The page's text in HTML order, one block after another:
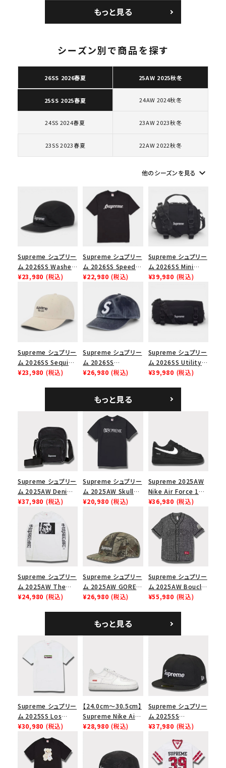
キャップ・ハット
パーカー・クルーネック
ショルダー・ウエストバッグ
ボックスロゴ ブラックスウェット
カテゴリーから探す
コラボレーションブランドから探す
シーズンから探す
価格から探す
円
在庫のない商品を表示する
絞り込んで検索する
ロー SP ホワイト
もっと見る
シーズン別で商品を探す
26SS 2026春夏 25AW 2025秋冬
25SS 2025春夏 24AW 2024秋冬
24SS 2024春夏 23AW 2023秋冬
23SS 2023春夏 22AW 2022秋冬
他のシーズンを見る keyboard_arrow_down
Supreme シュプリー
ム 2026SS Washed
Chino Twill Camp
ノツイル キャンプキャ
ップ ブラック
¥23,980 (税込)
Supreme シュプリー
ム 2026SS Speed
Tee スピードTシャツ
¥22,980 (税込)
Supreme シュプリー
ム 2026SS Mini
Duffle Bag ミニダッ
¥39,980 (税込)
Supreme シュプリー
ム 2026SS Sequin
Denim Classic
ャップ ナチュラル
¥23,980 (税込)
Supreme シュプリー
ム 2026SS
Pigment Coated S
ゴ 6パネル ネイビー
¥26,980 (税込)
Supreme シュプリー
ム 2026SS Utility
Bag ユーティリティ
¥39,980 (税込)
もっと見る
Supreme シュプリー
ム 2025AW Denim
Shoulder Bag デニ
ブラック
¥37,980 (税込)
Supreme シュプリー
ム 2025AW Skull
Tee スカル Tシャツ
¥20,980 (税込)
Supreme 2025AW
Nike Air Force 1
Low シュプリーム ナ
イキエアフォース１ス
ニーカー シューズ ブ
ラック
¥36,980 (税込)
Supreme シュプリー
ム 2025AW The
Exorcist Mother
¥24,980 (税込)
Supreme シュプリー
ム 2025AW GORE-
TEX Zip Pocket
キャンプ キャップ リ
アルツリーAPカモ
¥26,980 (税込)
Supreme シュプリー
ム 2025AW Boucle
Baseball Jersey ブ
¥55,980 (税込)
もっと見る
Supreme シュプリー
ム 2025SS Los
Angeles Fire Relief
Box Logo Tee ファ
イヤーリリーフボック
スロゴTシャツ ホワ
イト 白
¥30,980 (税込)
【24.0cm～30.5cm】
Supreme Nike Air
Force 1 Low シュプ
ューズ ホワイト
¥28,980 (税込)
Supreme シュプリー
ム 2025SS
Championship Box
チャンピオンシップボ
ックスロゴニューエラ
キャップ ブラック 黒
¥37,980 (税込)